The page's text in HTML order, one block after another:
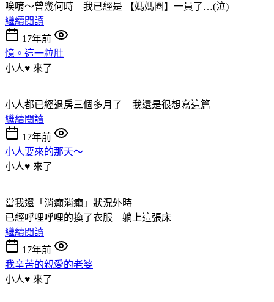
唉唷～曾幾何時 我已經是 【媽媽圈】一員了…(泣)
繼續閱讀
17年前
憶。這一粒肚
小人♥ 來了
小人都已經退房三個多月了 我還是很想寫這篇
繼續閱讀
17年前
小人要來的那天～
小人♥ 來了
當我還「消癲消癲」狀況外時
已經呼哩呼哩的換了衣服 躺上這張床
繼續閱讀
17年前
我辛苦的親愛的老婆
小人♥ 來了